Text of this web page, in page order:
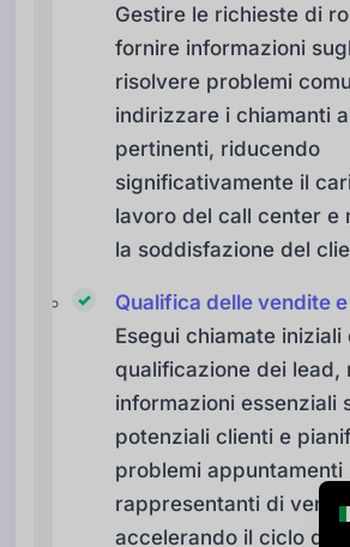
Gestire le richieste di
fornire informazioni
risolvere problemi
indirizzare i chiamanti
pertinenti, riducendo
significativamente il
lavoro del call center e
la soddisfazione del
Qualifica delle vendite
Esegui chiamate iniziali
qualificazione dei lead,
informazioni essenziali
potenziali clienti e
problemi appuntamenti
rappresentanti di
accelerando il ciclo di